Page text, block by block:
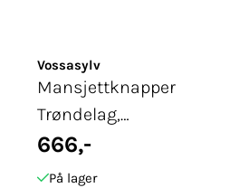
Vossasylv
Mansjettknapper
Trøndelag,
oksidert
666,-
På lager